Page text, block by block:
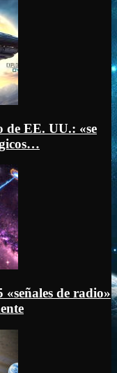
de EE. UU.: «se
«señales de radio»